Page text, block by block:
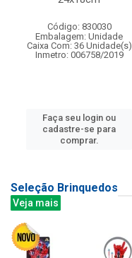
Código: 830030
Embalagem: Unidade
Caixa Com: 36 Unidade(s)
Inmetro: 006758/2019
Faça seu login ou
cadastre-se para
comprar.
Seleção Brinquedos
Veja mais